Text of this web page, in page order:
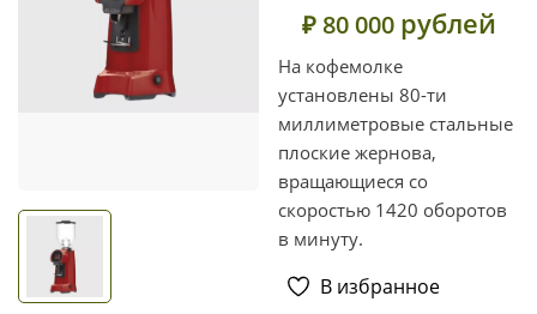
₽ 80 000 рублей
На кофемолке
установлены 80-ти
миллиметровые стальные
плоские жернова,
вращающиеся со
скоростью 1420 оборотов
в минуту.
В избранное